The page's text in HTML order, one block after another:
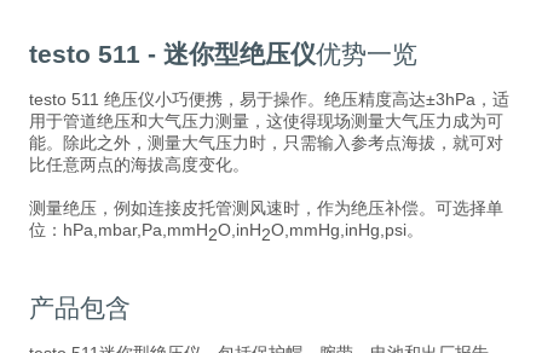
testo 511 - 迷你型绝压仪优势一览
testo 511 绝压仪小巧便携，易于操作。绝压精度高达±3hPa，适
用于管道绝压和大气压力测量，这使得现场测量大气压力成为可
能。除此之外，测量大气压力时，只需输入参考点海拔，就可对
比任意两点的海拔高度变化。
测量绝压，例如连接皮托管测风速时，作为绝压补偿。可选择单
位：hPa,mbar,Pa,mmH2O,inH2O,mmHg,inHg,psi。
产品包含